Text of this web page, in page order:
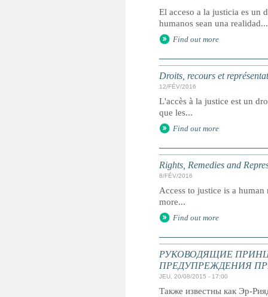
El acceso a la justicia es un
humanos sean una realidad...
Find out more
Droits, recours et
12/FÉV/2016
L'accès à la justice est un
que les...
Find out more
Rights, Remedies and
8/FÉV/2016
Access to justice is a
more...
Find out more
РУКОВОДЯЩИЕ
ПРЕДУПРЕЖДЕНИЯ
JEU, 20/08/2015 - 17:00
Также известны как Эр-